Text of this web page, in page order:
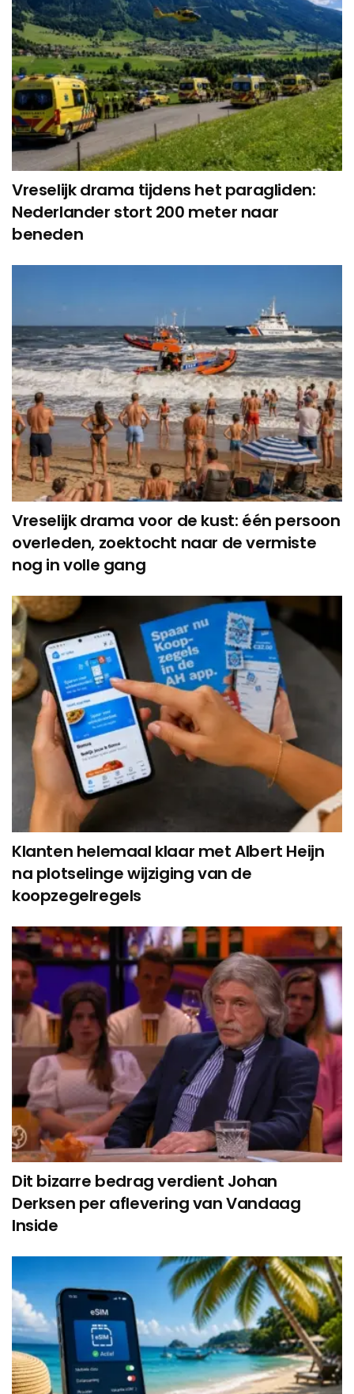
Vreselijk drama tijdens het paragliden:
Nederlander stort 200 meter naar
beneden
Vreselijk drama voor de kust: één persoon
overleden, zoektocht naar de vermiste
nog in volle gang
Klanten helemaal klaar met Albert Heijn
na plotselinge wijziging van de
koopzegelregels
Dit bizarre bedrag verdient Johan
Derksen per aflevering van Vandaag
Inside